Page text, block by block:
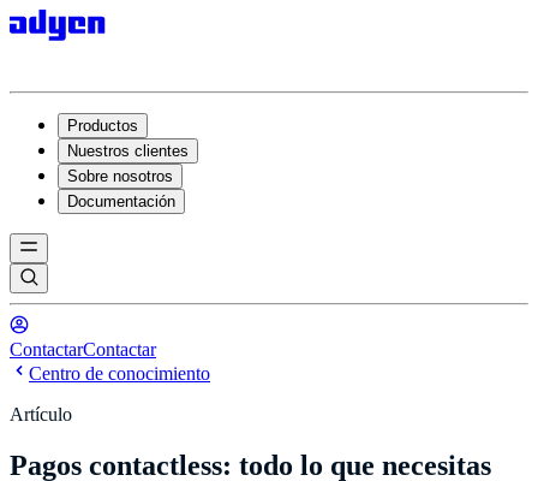
Productos
Nuestros clientes
Sobre nosotros
Documentación
ContactarContactar
Centro de conocimiento
Artículo
Pagos contactless: todo lo que necesitas